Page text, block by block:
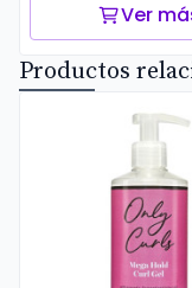
Ver
Productos